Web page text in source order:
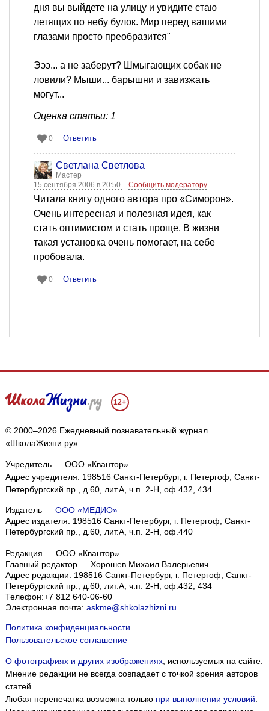
дня вы выйдете на улицу и увидите стаю
летящих по небу булок. Мир перед вашими
глазами просто преобразится"
Эээ... а не заберут? Шмыгающих собак не
ловили? Мыши... барышни и завизжать
могут...
Оценка статьи: 1
0 Ответить
Светлана Светлова
Мастер
15 сентября 2006 в 20:50
Сообщить модератору
Читала книгу одного автора про «Симорон».
Очень интересная и полезная идея, как
стать оптимистом и стать проще. В жизни
такая установка очень помогает, на себе
пробовала.
0 Ответить
12+
© 2000–2026 Ежедневный познавательный журнал
«ШколаЖизни.ру»
Учредитель — ООО «Квантор»
Адрес учредителя: 198516 Санкт-Петербург, г. Петергоф, Санкт-
Петербургский пр., д.60, лит.А, ч.п. 2-Н, оф.432, 434
Издатель — ООО «МЕДИО»
Адрес издателя: 198516 Санкт-Петербург, г. Петергоф, Санкт-
Петербургский пр., д.60, лит.А, ч.п. 2-Н, оф.440
Редакция — ООО «Квантор»
Главный редактор — Хорошев Михаил Валерьевич
Адрес редакции: 198516 Санкт-Петербург, г. Петергоф, Санкт-
Петербургский пр., д.60, лит.А, ч.п. 2-Н, оф.432, 434
Телефон:+7 812 640-06-60
Электронная почта: askme@shkolazhizni.ru
Политика конфиденциальности
Пользовательское соглашение
О фотографиях и других изображениях, используемых на сайте.
Мнение редакции не всегда совпадает с точкой зрения авторов
статей.
Любая перепечатка возможна только при выполнении условий.